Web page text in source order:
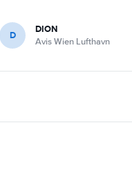
D DION
Avis Wien Lufthavn